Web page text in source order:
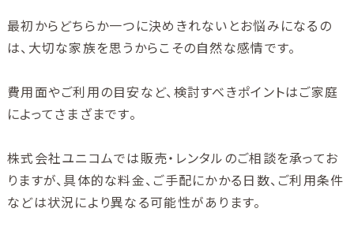
最初からどちらか一つに決めきれないとお悩みになるの
は、大切な家族を思うからこその自然な感情です。
費用面やご利用の目安など、検討すべきポイントはご家庭
によってさまざまです。
株式会社ユニコムでは販売・レンタルのご相談を承ってお
りますが、具体的な料金、ご手配にかかる日数、ご利用条件
などは状況により異なる可能性があります。